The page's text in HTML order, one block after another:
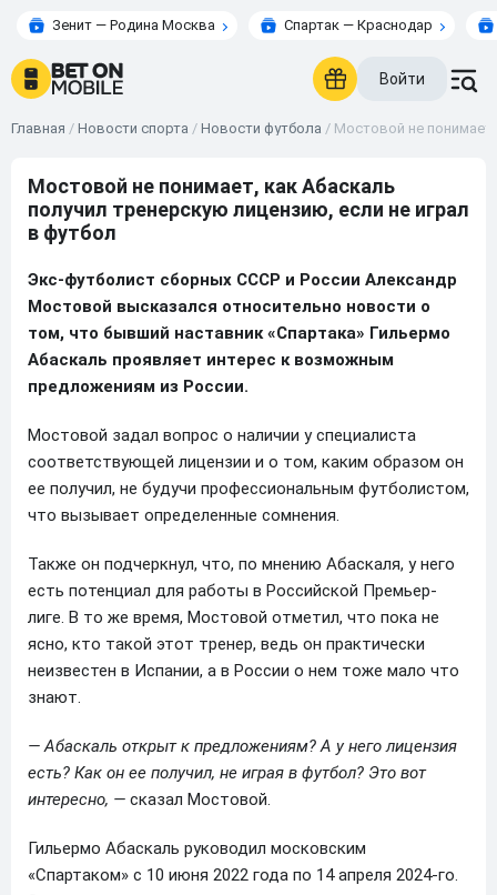
Зенит — Родина Москва Спартак — Краснодар
Войти
Главная / Новости спорта / Новости футбола / Мостовой не
Мостовой не понимает, как Абаскаль
получил тренерскую лицензию, если не играл
в футбол
Экс-футболист сборных СССР и России Александр
Мостовой высказался относительно новости о
том, что бывший наставник «Спартака» Гильермо
Абаскаль проявляет интерес к возможным
предложениям из России.
Мостовой задал вопрос о наличии у специалиста
соответствующей лицензии и о том, каким образом он
ее получил, не будучи профессиональным футболистом,
что вызывает определенные сомнения.
Также он подчеркнул, что, по мнению Абаскаля, у него
есть потенциал для работы в Российской Премьер-
лиге. В то же время, Мостовой отметил, что пока не
ясно, кто такой этот тренер, ведь он практически
неизвестен в Испании, а в России о нем тоже мало что
знают.
— Абаскаль открыт к предложениям? А у него лицензия
есть? Как он ее получил, не играя в футбол? Это вот
интересно, — сказал Мостовой.
Гильермо Абаскаль руководил московским
«Спартаком» с 10 июня 2022 года по 14 апреля 2024-го.